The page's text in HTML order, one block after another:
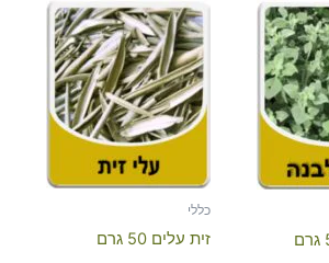
כללי
זית עלים 50 גרם